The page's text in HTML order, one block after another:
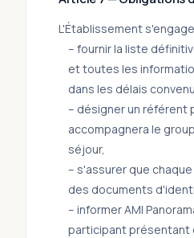
L'Établissement
– fournir la liste
et toutes les
dans les délais
– désigner un référent
accompagnera le
séjour,
– s'assurer que
des documents
– informer AMI
participant présentant